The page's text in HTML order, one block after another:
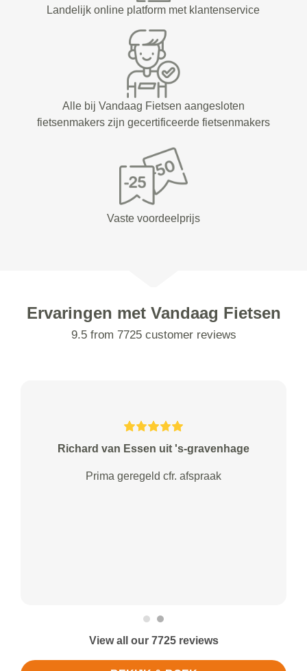
Landelijk online platform met klantenservice
Alle bij Vandaag Fietsen aangesloten
fietsenmakers zijn gecertificeerde fietsenmakers
Vaste voordeelprijs
Ervaringen met Vandaag Fietsen
9.5 from 7725 customer reviews
Richard van Essen uit 's-gravenhage
Prima geregeld cfr. afspraak
View all our 7725 reviews